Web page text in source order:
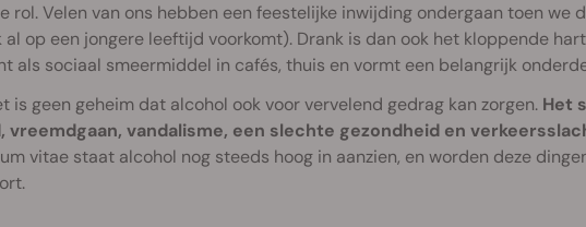
rol. Velen van ons hebben een feestelijke inwijding ondergaan toen we
al op een jongere leeftijd voorkomt). Drank is dan ook het kloppende
als sociaal smeermiddel in cafés, thuis en vormt een belangrijk
is geen geheim dat alcohol ook voor vervelend gedrag kan zorgen.Het
vreemdgaan, vandalisme, een slechte gezondheid en
vitae staat alcohol nog steeds hoog in aanzien, en worden deze